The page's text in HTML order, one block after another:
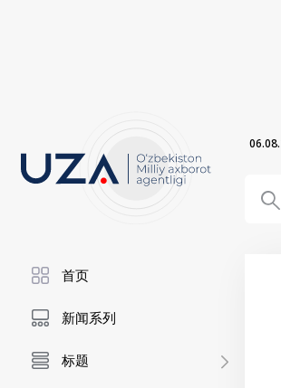
首页
新闻系列
标题